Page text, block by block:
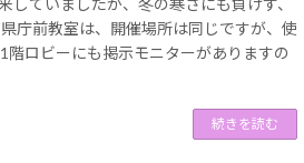
庁前教室は、開催場所は同じですが、使
階ロビーにも掲示モニターがありますの
続きを読む